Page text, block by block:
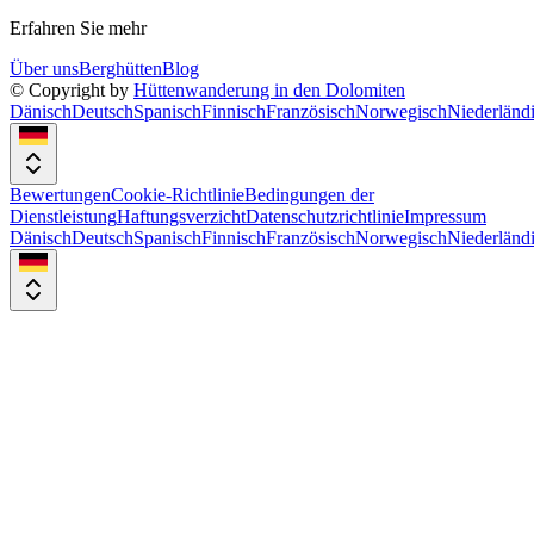
Erfahren Sie mehr
Über unsBerghüttenBlog
© Copyright by Hüttenwanderung in den Dolomiten
DänischDeutschSpanischFinnischFranzösischNorwegisch
BewertungenCookie-RichtlinieBedingungen der
DienstleistungHaftungsverzichtDatenschutzrichtlinieImpressum
DänischDeutschSpanischFinnischFranzösischNorwegisch